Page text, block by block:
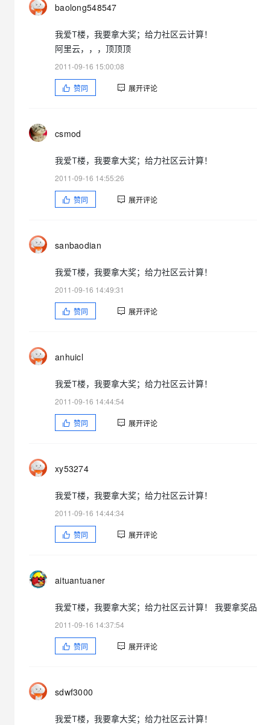
baolong548547
我爱T楼，我要拿大奖；给力社区云计算！
阿里云，，，顶顶顶
2011-09-16 15:00:08
赞同 展开评论
csmod
我爱T楼，我要拿大奖；给力社区云计算！
2011-09-16 14:55:26
赞同 展开评论
sanbaodian
我爱T楼，我要拿大奖；给力社区云计算！
2011-09-16 14:49:31
赞同 展开评论
anhuicl
我爱T楼，我要拿大奖；给力社区云计算！
2011-09-16 14:44:54
赞同 展开评论
xy53274
我爱T楼，我要拿大奖；给力社区云计算！
2011-09-16 14:44:34
赞同 展开评论
aituantuaner
我爱T楼，我要拿大奖；给力社区云计算！ 我要拿奖品
2011-09-16 14:37:54
赞同 展开评论
sdwf3000
我爱T楼，我要拿大奖；给力社区云计算！